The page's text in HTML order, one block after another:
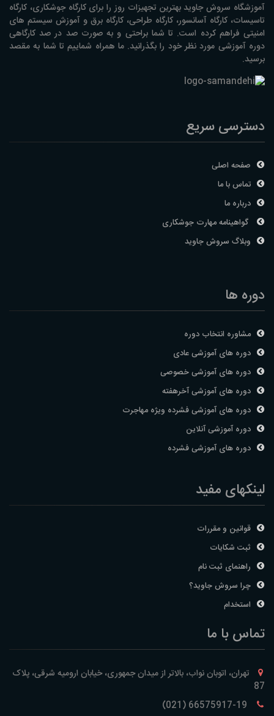
آموزشگاه سروش جاوید بهترین تجهیزات روز را برای کارگاه جوشکاری، کارگاه
تاسیسات، کارگاه آسانسور، کارگاه طراحی، کارگاه برق و آموزش سیستم های
امنیتی فراهم کرده است. تا شما براحتی و به صورت صد در صد کارگاهی
دوره آموزشی مورد نظر خود را بگذرانید. ما همراه شماییم تا شما به مقصد
برسید.
دسترسی سریع
صفحه اصلی
تماس با ما
درباره ما
گواهینامه مهارت جوشکاری
وبلاگ سروش جاوید
دوره ها
مشاوره انتخاب دوره
دوره های آموزشی عادی
دوره های آموزشی خصوصی
دوره های آموزشی آخرهفته
دوره های آموزشی فشرده ویژه مهاجرت
دوره آموزشی آنلاین
دوره های آموزشی فشرده
لینکهای مفید
قوانین و مقررات
ثبت شکایات
راهنمای ثبت نام
چرا سروش جاوید؟
استخدام
تماس با ما
تهران، اتوبان نواب، بالاتر از میدان جمهوری، خیابان ارومیه شرقی، پلاک
87